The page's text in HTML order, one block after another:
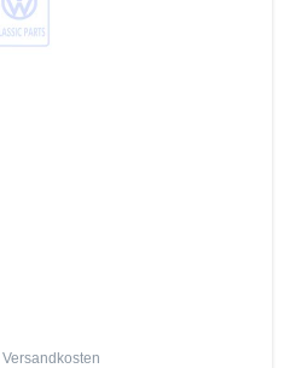
Versandkosten